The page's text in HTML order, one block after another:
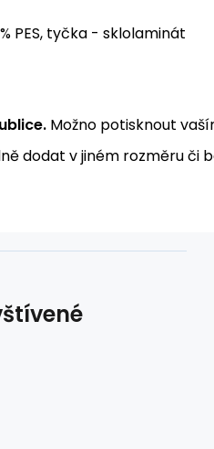
PES, tyčka - sklolaminát
Možno potisknout
dodat v jiném rozměru či